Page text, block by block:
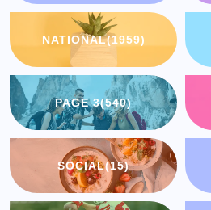
NATIONAL(1959)
PAGE 3(540)
SOCIAL(15)